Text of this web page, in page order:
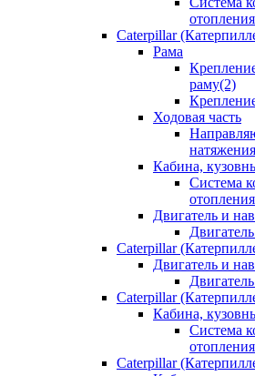
отопления
Caterpillar
Рама
раму(2)
Ходовая часть
Кабина,
Система
отопления
Двигатель и
Caterpillar
Двигатель и
Caterpillar
Кабина,
Система
отопления
Caterpillar